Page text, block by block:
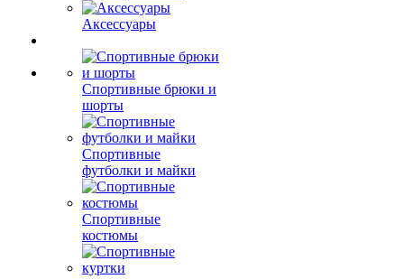
Аксессуары
Спортивные брюки и
шорты
Спортивные
футболки и майки
Спортивные
костюмы